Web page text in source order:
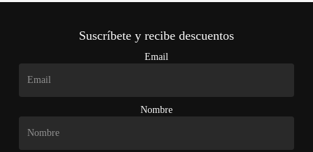
Suscríbete y recibe descuentos
Email
Nombre